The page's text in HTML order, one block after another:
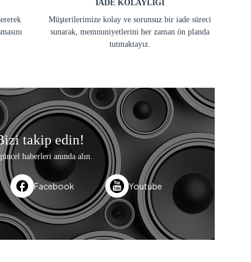
İADE KOLAYLIĞI
Müşterilerimize kolay ve sorunsuz bir iade süreci
sunarak, memnuniyetlerini her zaman ön planda
tutmaktayız.
takip edin!
haberleri anında alın.
Facebook Youtube